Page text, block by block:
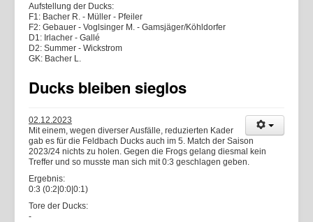
Aufstellung der Ducks:
F1: Bacher R. - Müller - Pfeiler
F2: Gebauer - Voglsinger M. - Gamsjäger/Köhldorfer
D1: Irlacher - Gallé
D2: Summer - Wickstrom
GK: Bacher L.
Ducks bleiben sieglos
02.12.2023
Mit einem, wegen diverser Ausfälle, reduzierten Kader
gab es für die Feldbach Ducks auch im 5. Match der Saison
2023/24 nichts zu holen. Gegen die Frogs gelang diesmal kein
Treffer und so musste man sich mit 0:3 geschlagen geben.
Ergebnis:
0:3 (0:2|0:0|0:1)
Tore der Ducks:
-